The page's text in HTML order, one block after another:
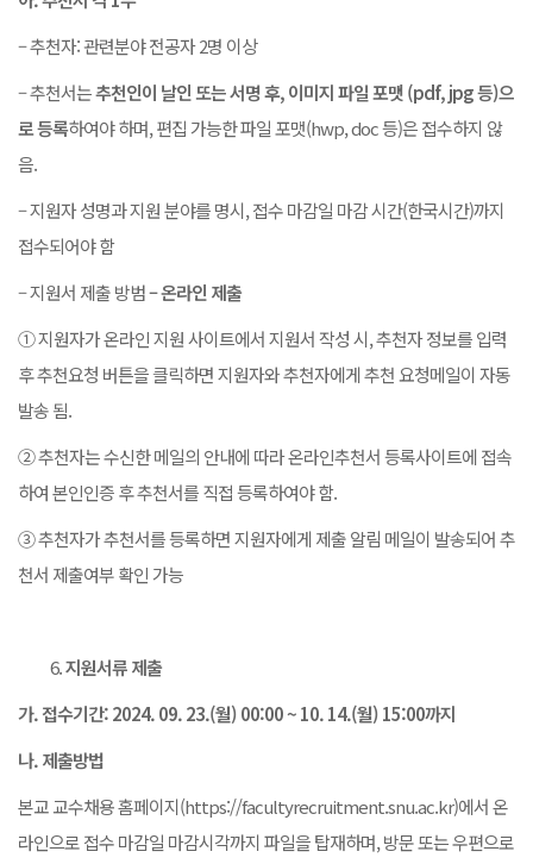
– 추천자: 관련분야 전공자 2명 이상
– 추천서는추천인이 날인 또는 서명 후,이미지 파일 포맷(pdf, jpg등)으
로 등록하여야 하며, 편집 가능한 파일 포맷(hwp, doc 등)은 접수하지 않
음.
– 지원자 성명과 지원 분야를 명시, 접수 마감일 마감 시간(한국시간)까지
접수되어야 함
– 지원서 제출 방범–온라인 제출
① 지원자가 온라인 지원 사이트에서 지원서 작성 시, 추천자 정보를 입력
후 추천요청 버튼을 클릭하면 지원자와 추천자에게 추천 요청메일이 자동
발송 됨.
② 추천자는 수신한 메일의 안내에 따라 온라인추천서 등록사이트에 접속
하여 본인인증 후 추천서를 직접 등록하여야 함.
③ 추천자가 추천서를 등록하면 지원자에게 제출 알림 메일이 발송되어 추
천서 제출여부 확인 가능
지원서류 제출
가.접수기간: 2024. 09. 23.(월) 00:00 ~ 10. 14.(월) 15:00까지
나.제출방법
본교 교수채용 홈페이지(https://facultyrecruitment.snu.ac.kr)에서 온
라인으로 접수 마감일 마감시각까지 파일을 탑재하며, 방문 또는 우편으로